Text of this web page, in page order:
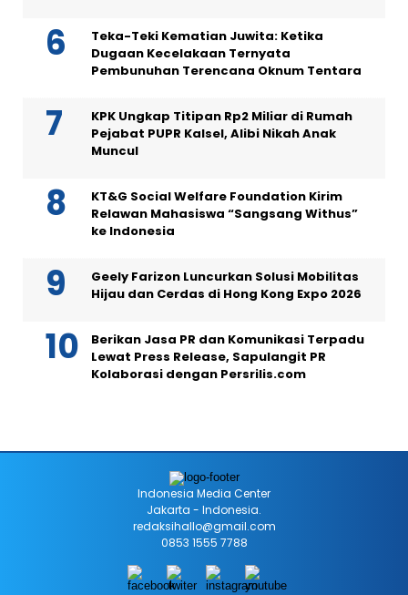
Teka-Teki Kematian Juwita: Ketika
Dugaan Kecelakaan Ternyata
Pembunuhan Terencana Oknum Tentara
KPK Ungkap Titipan Rp2 Miliar di Rumah
Pejabat PUPR Kalsel, Alibi Nikah Anak
Muncul
KT&G Social Welfare Foundation Kirim
Relawan Mahasiswa “Sangsang Withus”
ke Indonesia
Geely Farizon Luncurkan Solusi Mobilitas
Hijau dan Cerdas di Hong Kong Expo 2026
Berikan Jasa PR dan Komunikasi Terpadu
Lewat Press Release, Sapulangit PR
Kolaborasi dengan Persrilis.com
Indonesia Media Center
Jakarta - Indonesia.
redaksihallo@gmail.com
0853 1555 7788